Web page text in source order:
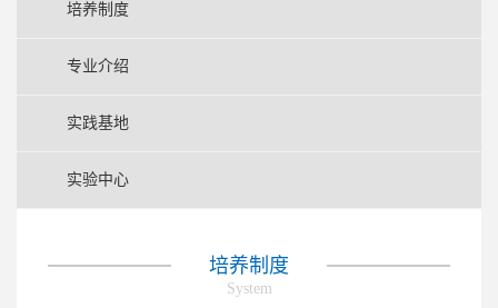
培养制度
专业介绍
实践基地
实验中心
培养制度
System